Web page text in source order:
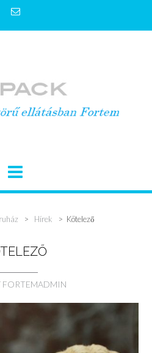
> Hírek > Kötelező
FORTEMADMIN